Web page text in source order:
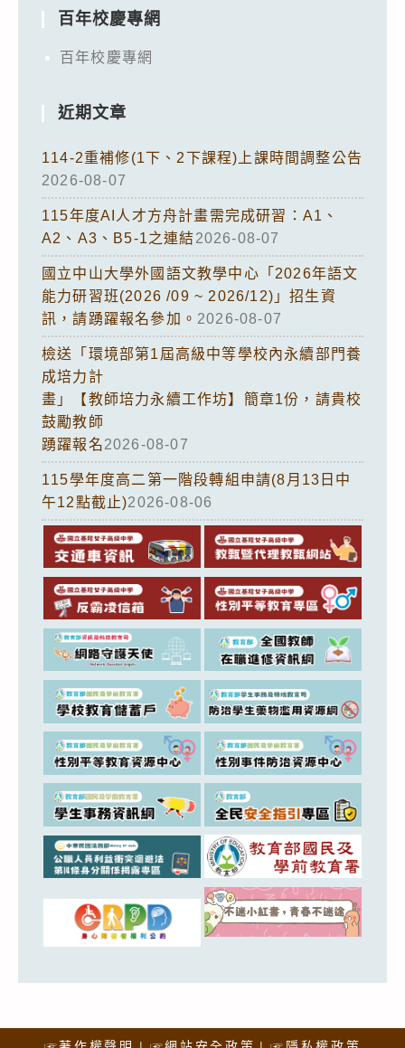
百年校慶專網
百年校慶專網
近期文章
114-2重補修(1下、2下課程)上課時間調整公告
2026-08-07
115年度AI人才方舟計畫需完成研習：A1、
A2、A3、B5-1之連結2026-08-07
國立中山大學外國語文教學中心「2026年語文
能力研習班(2026 /09 ~ 2026/12)」招生資
訊，請踴躍報名參加。 2026-08-07
檢送「環境部第1屆高級中等學校內永續部門養
成培力計
畫」【教師培力永續工作坊】簡章1份，請貴校
鼓勵教師
踴躍報名2026-08-07
115學年度高二第一階段轉組申請(8月13日中
午12點截止)2026-08-06